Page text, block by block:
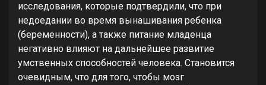
исследования, которые подтвердили, что при
недоедании во время вынашивания ребенка
(беременности), а также питание младенца
негативно влияют на дальнейшее развитие
умственных способностей человека. Становится
очевидным, что для того, чтобы мозг